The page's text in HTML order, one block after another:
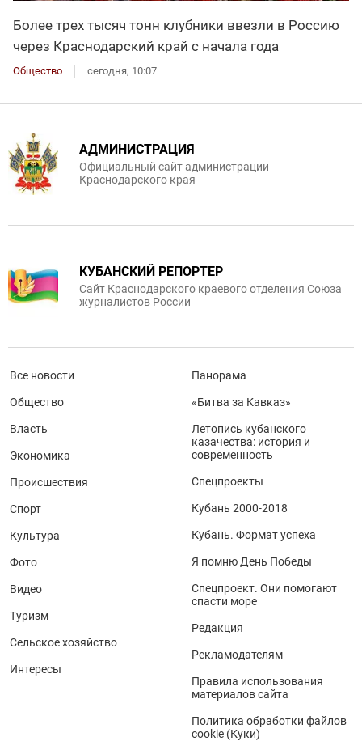
Более трех тысяч тонн клубники ввезли в Россию
через Краснодарский край с начала года
Общество сегодня, 10:07
АДМИНИСТРАЦИЯ
Официальный сайт администрации
Краснодарского края
КУБАНСКИЙ РЕПОРТЕР
Сайт Краснодарского краевого отделения Союза
журналистов России
Все новости
Общество
Власть
Экономика
Происшествия
Спорт
Культура
Фото
Видео
Туризм
Сельское хозяйство
Интересы
Панорама
«Битва за Кавказ»
Летопись кубанского
казачества: история и
современность
Спецпроекты
Кубань 2000-2018
Кубань. Формат успеха
Я помню День Победы
Спецпроект. Они помогают
спасти море
Редакция
Рекламодателям
Правила использования
материалов сайта
Политика обработки файлов
cookie (Куки)